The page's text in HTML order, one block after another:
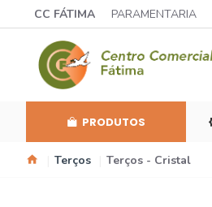
CC FÁTIMA PARAMENTARIA
PRODUTOS
Terços Terços - Cristal